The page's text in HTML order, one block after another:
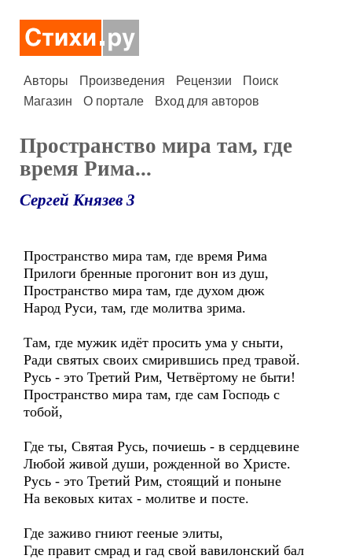
Авторы Произведения Рецензии
Поиск
Магазин
О портале Вход для авторов
Пространство мира там, где
время Рима...
Сергей Князев 3
Пространство мира там, где время Рима
Прилоги бренные прогонит вон из душ,
Пространство мира там, где духом дюж
Народ Руси, там, где молитва зрима.
Там, где мужик идёт просить ума у сныти,
Ради святых своих смирившись пред травой.
Русь - это Третий Рим, Четвёртому не быти!
Пространство мира там, где сам Господь с
тобой,
Где ты, Святая Русь, почиешь - в сердцевине
Любой живой души, рожденной во Христе.
Русь - это Третий Рим, стоящий и поныне
На вековых китах - молитве и посте.
Где заживо гниют гееные элиты,
Где правит смрад и гад свой вавилонский бал